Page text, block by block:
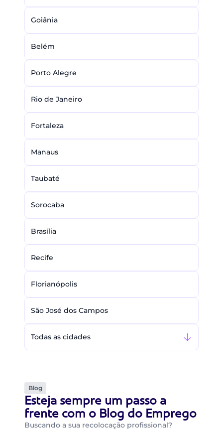
Goiânia
Belém
Porto Alegre
Rio de Janeiro
Fortaleza
Manaus
Taubaté
Sorocaba
Brasília
Recife
Florianópolis
São José dos Campos
Todas as cidades
Blog
Esteja sempre um passo a
frente com o Blog do Emprego
Buscando a sua recolocação profissional?